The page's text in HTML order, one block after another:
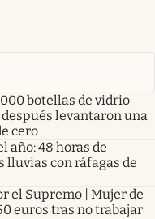
botellas de vidrio
levantaron una
cero
año: 48 horas de
lluvias con ráfagas de
el Supremo | Mujer de
euros tras no trabajar